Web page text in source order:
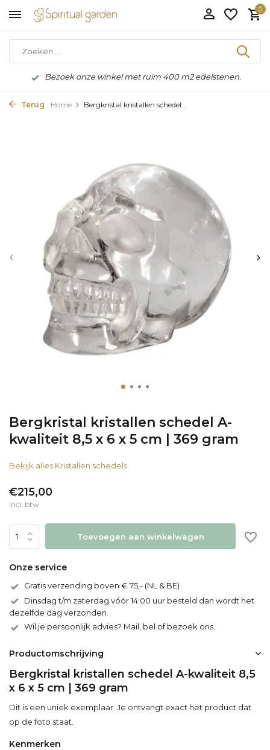
0
Bezoek onze winkel met ruim 400 m2 edelstenen.
Terug Home Bergkristal kristallen schedel...
Bergkristal kristallen schedel A-
kwaliteit 8,5 x 6 x 5 cm | 369 gram
Bekijk alles Kristallen schedels
€215,00
Incl. btw
Toevoegen aan winkelwagen
Onze service
Gratis verzending boven € 75,- (NL & BE)
Dinsdag t/m zaterdag vóór 14:00 uur besteld dan wordt het
dezelfde dag verzonden.
Wil je persoonlijk advies? Mail, bel of bezoek ons.
Productomschrijving
Bergkristal kristallen schedel A-kwaliteit 8,5
x 6 x 5 cm | 369 gram
Dit is een uniek exemplaar. Je ontvangt exact het product dat
op de foto staat.
Kenmerken